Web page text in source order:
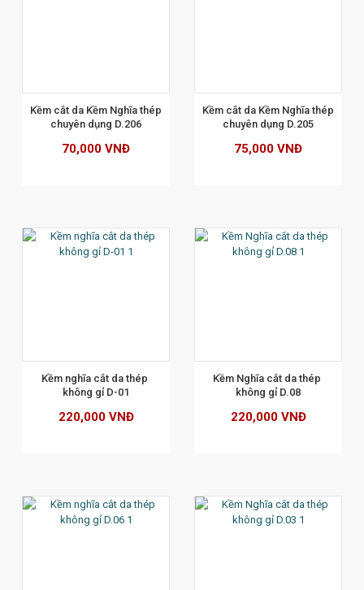
Kềm cắt da Kềm Nghĩa thép
chuyên dụng D.206
70,000 VNĐ
Kềm cắt da Kềm Nghĩa thép
chuyên dụng D.205
75,000 VNĐ
Kềm nghĩa cắt da thép
không gỉ D-01
220,000 VNĐ
Kềm Nghĩa cắt da thép
không gỉ D.08
220,000 VNĐ